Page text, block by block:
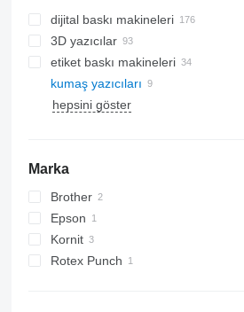
dijital baskı makineleri
3D yazıcılar
etiket baskı makineleri
kumaş yazıcıları
hepsini göster
Marka
Brother
Epson
Kornit
Rotex Punch